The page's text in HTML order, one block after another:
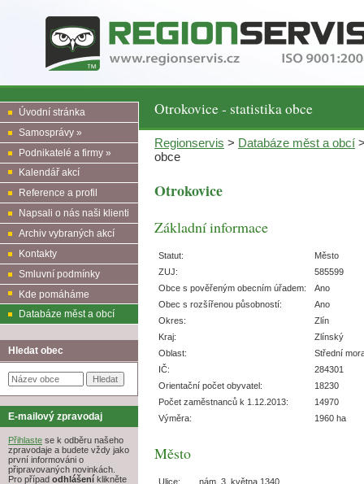
Otrokovice - statistika obce
Úvodní stránka
Samosprávy »
Podnikatelé a firmy »
Kalendář akcí
Reference a profil
Napsali o nás naši klienti
Archiv vybraných akcí
Kontakty
Smluvní podmínky
Kde pomáháme
Databáze měst a obcí
Hledat obec
E-mailový zpravodaj
Přihlaste se k odběru našeho
zpravodaje a budete vždy jako
první informováni o
připravovaných novinkách.
Pro případ odhlášení klikněte
Regionservis > Databáze měst a obcí
obce
Otrokovice
Základní informace
Statut:
Město
ZUJ:
585599
Obce s pověřeným obecním úřadem:
Ano
Obec s rozšířenou působností:
Ano
Okres:
Zlín
Kraj:
Zlínský
Oblast:
Střední
IČ:
284301
Orientační počet obyvatel:
18230
Počet zaměstnanců k 1.12.2013:
14970
Výměra:
1960 ha
Město
Ulice:
nám. 3. května 1340